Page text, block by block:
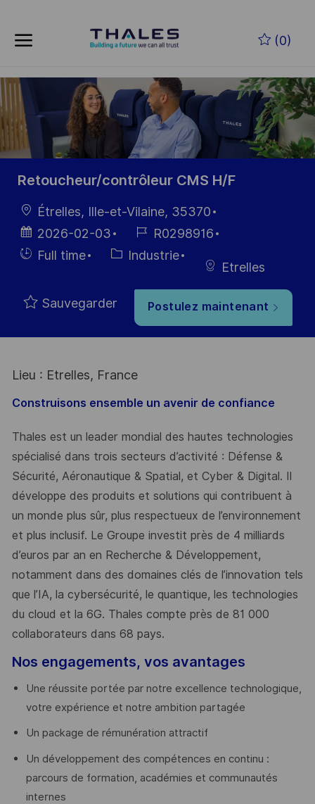
(0)
-
Retoucheur/contrôleur CMS H/F
localisation
Étrelles, Ille-et-Vilaine, 35370
Date
d’affichage
2026-02-03
Référence
du poste
R0298916
HiringFull time Catégorie
Industrie
Etrelles
Sauvegarder Postulez maintenant
Lieu : Etrelles, France
Construisons ensemble un avenir de confiance
Thales est un leader mondial des hautes technologies
spécialisé dans trois secteurs d’activité : Défense &
Sécurité, Aéronautique & Spatial, et Cyber & Digital. Il
développe des produits et solutions qui contribuent à
un monde plus sûr, plus respectueux de l’environnement
et plus inclusif. Le Groupe investit près de 4 milliards
d’euros par an en Recherche & Développement,
notamment dans des domaines clés de l’innovation tels
que l’IA, la cybersécurité, le quantique, les technologies
du cloud et la 6G. Thales compte près de 81 000
collaborateurs dans 68 pays.
Nos engagements, vos avantages
Une réussite portée par notre excellence technologique,
votre expérience et notre ambition partagée
Un package de rémunération attractif
Un développement des compétences en continu :
parcours de formation, académies et communautés
internes